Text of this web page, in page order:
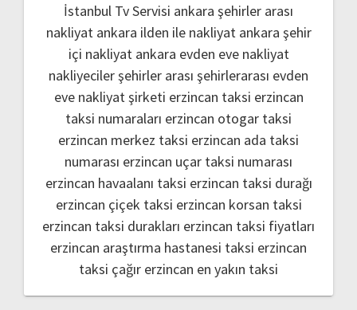
İstanbul Tv Servisi ankara şehirler arası
nakliyat ankara ilden ile nakliyat ankara şehir
içi nakliyat ankara evden eve nakliyat
nakliyeciler şehirler arası şehirlerarası evden
eve nakliyat şirketi erzincan taksi erzincan
taksi numaraları erzincan otogar taksi
erzincan merkez taksi erzincan ada taksi
numarası erzincan uçar taksi numarası
erzincan havaalanı taksi erzincan taksi durağı
erzincan çiçek taksi erzincan korsan taksi
erzincan taksi durakları erzincan taksi fiyatları
erzincan araştırma hastanesi taksi erzincan
taksi çağır erzincan en yakın taksi